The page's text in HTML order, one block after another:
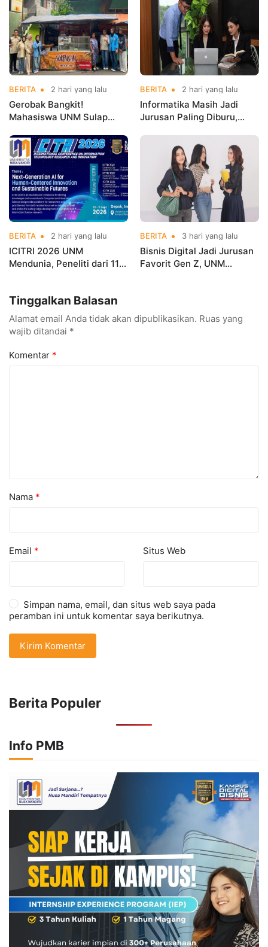
Championships 2026
BERITA 2 hari yang lalu
Gerobak Bangkit!
Mahasiswa UNM Sulap
Menarik dan Laris
BERITA 2 hari yang lalu
Informatika Masih Jadi
Jurusan Paling Diburu,
hingga Cyber Security
BERITA 2 hari yang lalu
ICITRI 2026 UNM
Mendunia, Peneliti dari 11
BERITA 3 hari yang lalu
Bisnis Digital Jadi Jurusan
Favorit Gen Z, UNM
Tinggalkan Balasan
Alamat email Anda tidak akan dipublikasikan. Ruas yang
wajib ditandai *
Komentar *
Nama *
Email * Situs Web
Simpan nama, email, dan situs web saya pada
peramban ini untuk komentar saya berikutnya.
Berita Populer
Info PMB